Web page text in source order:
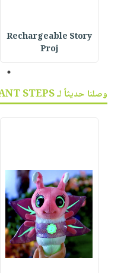
Rechargeable Story
Proj
1
وصلنا حديثاً لـ ELEPHANT STEPS :